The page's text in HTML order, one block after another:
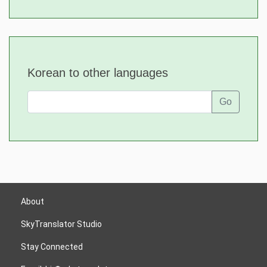
Korean to other languages
Go
About
SkyTranslator Studio
Stay Connected